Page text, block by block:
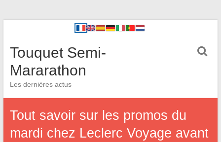
Touquet Semi-
Mararathon
Les dernières actus
Tout savoir sur les promos du
mardi chez Leclerc Voyage avant